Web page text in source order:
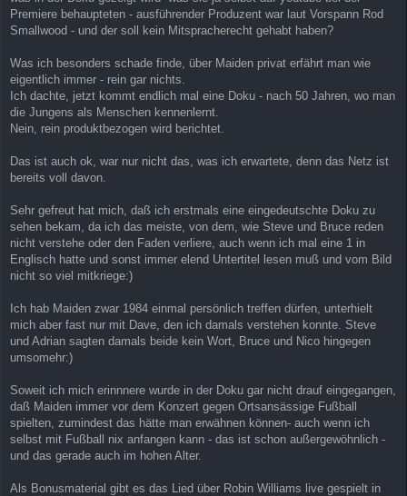
Premiere behaupteten - ausführender Produzent war laut Vorspann Rod
Smallwood - und der soll kein Mitspracherecht gehabt haben?
Was ich besonders schade finde, über Maiden privat erfährt man wie
eigentlich immer - rein gar nichts.
Ich dachte, jetzt kommt endlich mal eine Doku - nach 50 Jahren, wo man
die Jungens als Menschen kennenlernt.
Nein, rein produktbezogen wird berichtet.
Das ist auch ok, war nur nicht das, was ich erwartete, denn das Netz ist
bereits voll davon.
Sehr gefreut hat mich, daß ich erstmals eine eingedeutschte Doku zu
sehen bekam, da ich das meiste, von dem, wie Steve und Bruce reden
nicht verstehe oder den Faden verliere, auch wenn ich mal eine 1 in
Englisch hatte und sonst immer elend Untertitel lesen muß und vom Bild
nicht so viel mitkriege:)
Ich hab Maiden zwar 1984 einmal persönlich treffen dürfen, unterhielt
mich aber fast nur mit Dave, den ich damals verstehen konnte. Steve
und Adrian sagten damals beide kein Wort, Bruce und Nico hingegen
umsomehr:)
Soweit ich mich erinnnere wurde in der Doku gar nicht drauf eingegangen,
daß Maiden immer vor dem Konzert gegen Ortsansässige Fußball
spielten, zumindest das hätte man erwähnen können- auch wenn ich
selbst mit Fußball nix anfangen kann - das ist schon außergewöhnlich -
und das gerade auch im hohen Alter.
Als Bonusmaterial gibt es das Lied über Robin Williams live gespielt in